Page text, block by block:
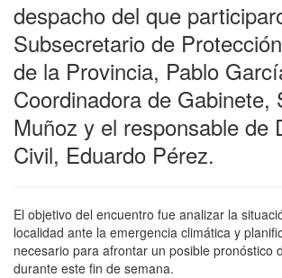
despacho del que
Subsecretario de
de la Provincia, Pablo
Coordinadora de Gabinete,
Muñoz y el responsable de
Civil, Eduardo Pérez.
El objetivo del encuentro fue analizar la
localidad ante la emergencia climática y
necesario para afrontar un posible pronóstico
durante este fin de semana.